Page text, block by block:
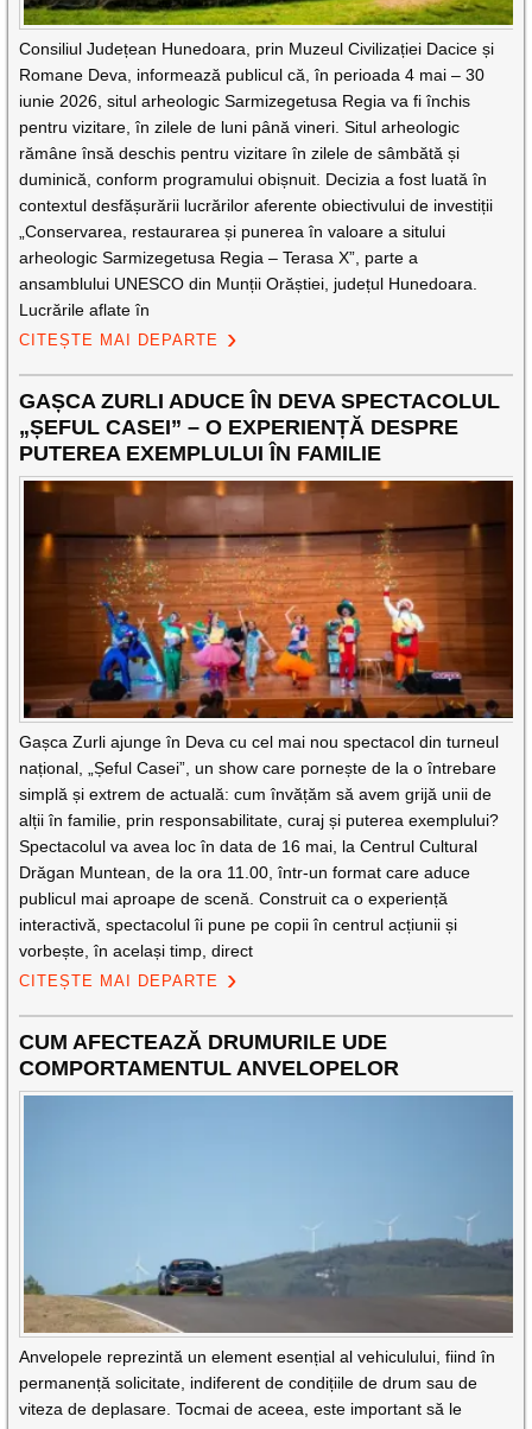
Consiliul Județean Hunedoara, prin Muzeul Civilizației Dacice și
Romane Deva, informează publicul că, în perioada 4 mai – 30
iunie 2026, situl arheologic Sarmizegetusa Regia va fi închis
pentru vizitare, în zilele de luni până vineri. Situl arheologic
rămâne însă deschis pentru vizitare în zilele de sâmbătă și
duminică, conform programului obișnuit. Decizia a fost luată în
contextul desfășurării lucrărilor aferente obiectivului de investiții
„Conservarea, restaurarea și punerea în valoare a sitului
arheologic Sarmizegetusa Regia – Terasa X”, parte a
ansamblului UNESCO din Munții Orăștiei, județul Hunedoara.
Lucrările aflate în
CITEȘTE MAI DEPARTE
GAȘCA ZURLI ADUCE ÎN DEVA SPECTACOLUL
„ȘEFUL CASEI” – O EXPERIENȚĂ DESPRE
PUTEREA EXEMPLULUI ÎN FAMILIE
Gașca Zurli ajunge în Deva cu cel mai nou spectacol din turneul
național, „Șeful Casei”, un show care pornește de la o întrebare
simplă și extrem de actuală: cum învățăm să avem grijă unii de
alții în familie, prin responsabilitate, curaj și puterea exemplului?
Spectacolul va avea loc în data de 16 mai, la Centrul Cultural
Drăgan Muntean, de la ora 11.00, într-un format care aduce
publicul mai aproape de scenă. Construit ca o experiență
interactivă, spectacolul îi pune pe copii în centrul acțiunii și
vorbește, în același timp, direct
CITEȘTE MAI DEPARTE
CUM AFECTEAZĂ DRUMURILE UDE
COMPORTAMENTUL ANVELOPELOR
Anvelopele reprezintă un element esențial al vehiculului, fiind în
permanență solicitate, indiferent de condițiile de drum sau de
viteza de deplasare. Tocmai de aceea, este important să le